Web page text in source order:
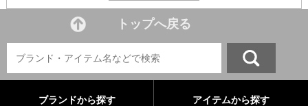
トップへ戻る
ブランドから探す アイテムから探す